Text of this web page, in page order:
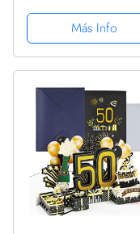
cumpleaños tarjetas de
felicitación Tarjetas
felicitación
Más Info